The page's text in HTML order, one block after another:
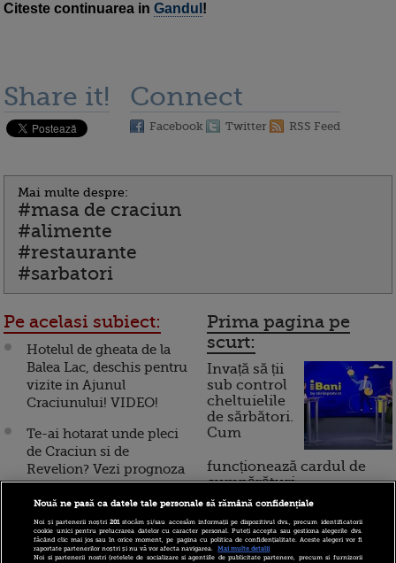
Citeste continuarea in Gandul !
Share it! Connect
Facebook Twitter RSS Feed
Mai multe despre:
#masa de craciun
#alimente
#restaurante
#sarbatori
Pe acelasi subiect:
Hotelul de gheata de la
Balea Lac, deschis pentru
vizite in Ajunul
Craciunului! VIDEO!
Te-ai hotarat unde pleci
de Craciun si de
Revelion? Vezi prognoza
meteo de Sarbatori!
VIDEO
Vrei sa faci cadouri
originale de Craciun?
Prima pagina pe
scurt:
Invață să ții
sub control
cheltuielile
de sărbători.
Cum
funcționează cardul de
cumpărături
Incont , site-ul Știrile Pro
TV de informații
Nouă ne pasă ca datele tale personale să rămână confidențiale
Noi și partenerii noștri201stocăm și/sau accesăm informații pe dispozitivul dvs., precum identificatorii
cookie unici pentru prelucrarea datelor cu caracter personal. Puteți accepta sau gestiona alegerile dvs.
făcând clic mai jos sau în orice moment, pe pagina cu politica de confidențialitate. Aceste alegeri vor fi
raportate partenerilor noștri și nu vă vor afecta navigarea.
Mai multe detalii
Noi si partenerii nostri (retelele de socializare si agentiile de publicitate partenere, precum si furnizorii